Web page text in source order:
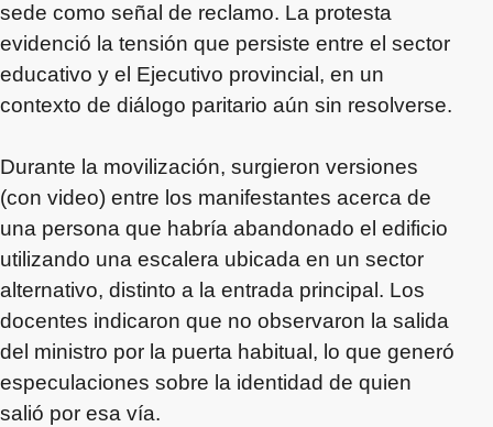
sede como señal de reclamo. La protesta
evidenció la tensión que persiste entre el sector
educativo y el Ejecutivo provincial, en un
contexto de diálogo paritario aún sin resolverse.
Durante la movilización, surgieron versiones
(con video) entre los manifestantes acerca de
una persona que habría abandonado el edificio
utilizando una escalera ubicada en un sector
alternativo, distinto a la entrada principal. Los
docentes indicaron que no observaron la salida
del ministro por la puerta habitual, lo que generó
especulaciones sobre la identidad de quien
salió por esa vía.